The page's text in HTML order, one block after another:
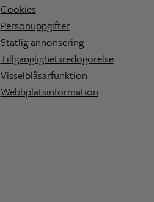
Cookies
Personuppgifter
Statlig annonsering
Tillgänglighetsredogörelse
Visselblåsarfunktion
Webbplatsinformation